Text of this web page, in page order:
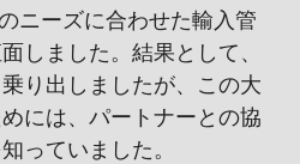
ニーズに合わせた輸入管
しました。結果として、
り出しましたが、この大
には、パートナーとの協
っていました。